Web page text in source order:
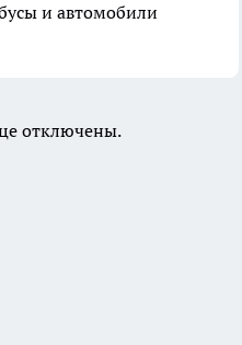
и автомобили
отключены.